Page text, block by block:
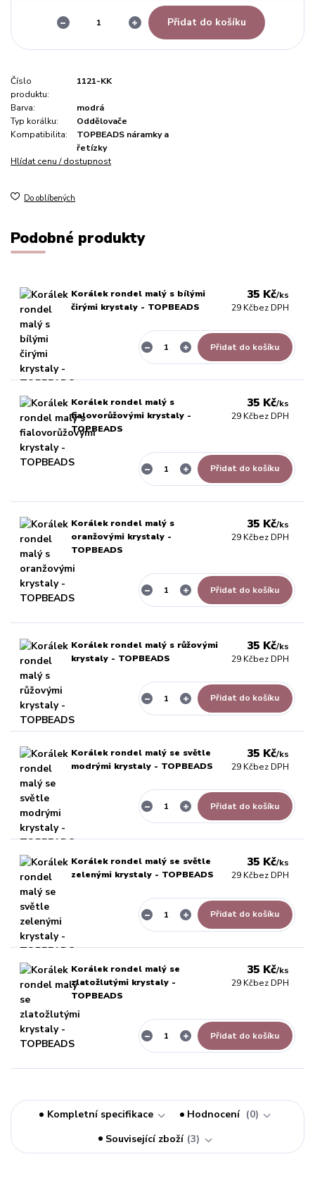
Přidat do košíku
Číslo
produktu:
1121-KK
Barva:
modrá
Typ korálku:
Oddělovače
Kompatibilita:
TOPBEADS náramky a
řetízky
Hlídat cenu / dostupnost
Do oblíbených
Podobné produkty
Korálek rondel malý s bílými
čirými krystaly - TOPBEADS
35 Kč/ks
29 Kčbez DPH
Přidat do košíku
Korálek rondel malý s
fialovorůžovými krystaly -
TOPBEADS
35 Kč/ks
29 Kčbez DPH
Přidat do košíku
Korálek rondel malý s
oranžovými krystaly -
TOPBEADS
35 Kč/ks
29 Kčbez DPH
Přidat do košíku
Korálek rondel malý s růžovými
krystaly - TOPBEADS
35 Kč/ks
29 Kčbez DPH
Přidat do košíku
Korálek rondel malý se světle
modrými krystaly - TOPBEADS
35 Kč/ks
29 Kčbez DPH
Přidat do košíku
Korálek rondel malý se světle
zelenými krystaly - TOPBEADS
35 Kč/ks
29 Kčbez DPH
Přidat do košíku
Korálek rondel malý se
zlatožlutými krystaly -
TOPBEADS
35 Kč/ks
29 Kčbez DPH
Přidat do košíku
Kompletní specifikace Hodnocení
0
Související zboží 3